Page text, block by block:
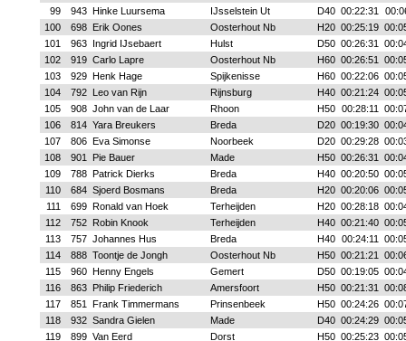
99
943 Hinke Luursema IJsselstein Ut D40 00:22:31
100
698 Erik Oones Oosterhout Nb H20 00:25:19
101
963 Ingrid IJsebaert Hulst D50 00:26:31
102
919 Carlo Lapre Oosterhout Nb H60 00:26:51
103
929 Henk Hage Spijkenisse H60 00:22:06
104
792 Leo van Rijn Rijnsburg H40 00:21:24
105
908 John van de Laar Rhoon H50 00:28:11
106
814 Yara Breukers Breda D20 00:19:30
107
806 Eva Simonse Noorbeek D20 00:29:28
108
901 Pie Bauer Made H50 00:26:31
109
788 Patrick Dierks Breda H40 00:20:50
110
684 Sjoerd Bosmans Breda H20 00:20:06
111
699 Ronald van Hoek Terheijden H20 00:28:18
112
752 Robin Knook Terheijden H40 00:21:40
113
757 Johannes Hus Breda H40 00:24:11
114
888 Toontje de Jongh Oosterhout Nb H50 00:21:21
115
960 Henny Engels Gemert D50 00:19:05
116
863 Philip Friederich Amersfoort H50 00:21:31
117
851 Frank Timmermans Prinsenbeek H50 00:24:26
118
932 Sandra Gielen Made D40 00:24:29
119
899 Van Eerd Dorst H50 00:25:23